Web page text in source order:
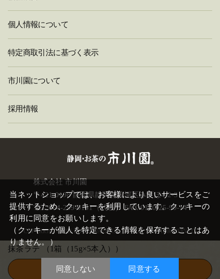
抹茶ラテ （1箱（15g×5本入））
この商品を買い物かごに入れる
個人情報について
特定商取引法に基づく表示
市川園について
採用情報
株式会社 市川園
〒421-0198 静岡県静岡市駿河区みずほ4-2-3
TEL:054-259-0141（代表） FAX:0120-25-90-14
COPYRIGHT©2026 ICHIKAWAEN. CO.,LTD. ALL RIGHTS RESERVED.
当ネットショップでは、お客様により良いサービスをご
提供するため、クッキーを利用しています。クッキーの
利用に同意をお願いします。
（クッキーが個人を特定できる情報を保存することはあ
りません。）
同意しない
閉
じ
る
同意する